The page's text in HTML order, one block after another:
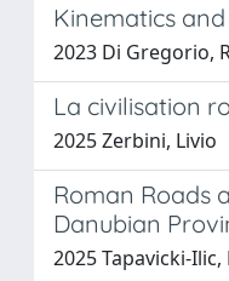
Kinematics
2023 Di Gregorio,
La civilisation
2025 Zerbini, Livio
Roman Roads
Danubian
2025 Tapavicki-